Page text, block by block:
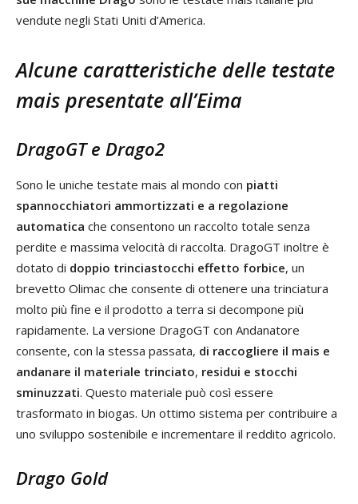
vendute negli Stati Uniti d’America.
Alcune caratteristiche delle testate
mais presentate all’Eima
DragoGT e Drago2
Sono le uniche testate mais al mondo con piatti
spannocchiatori ammortizzati e a regolazione
automatica che consentono un raccolto totale senza
perdite e massima velocità di raccolta. DragoGT inoltre è
dotato di doppio trinciastocchi effetto forbice, un
brevetto Olimac che consente di ottenere una trinciatura
molto più fine e il prodotto a terra si decompone più
rapidamente. La versione DragoGT con Andanatore
consente, con la stessa passata, di raccogliere il mais e
andanare il materiale trinciato, residui e stocchi
sminuzzati. Questo materiale può così essere
trasformato in biogas. Un ottimo sistema per contribuire a
uno sviluppo sostenibile e incrementare il reddito agricolo.
Drago Gold